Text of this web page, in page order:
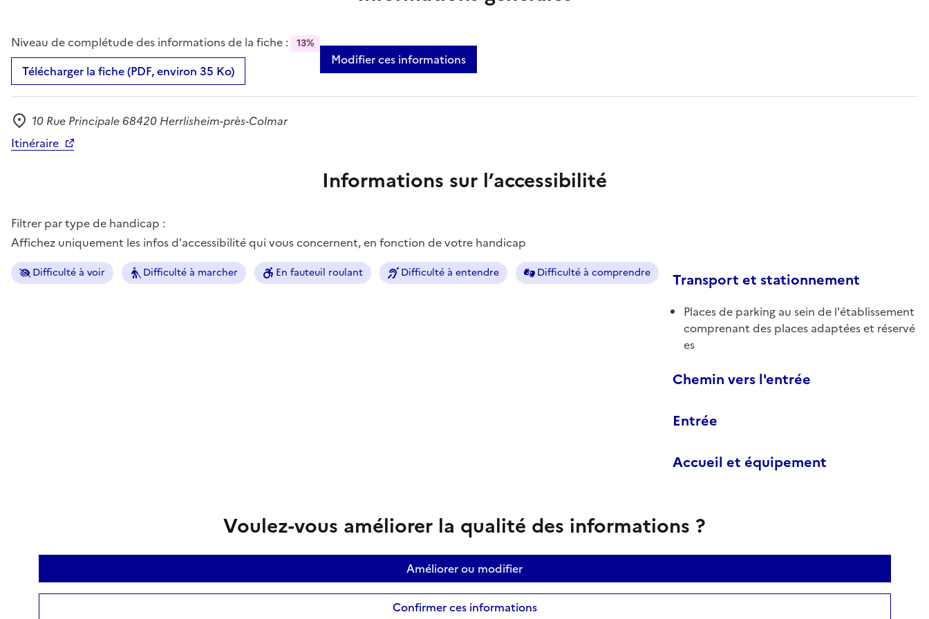
Niveau de complétude des informations de la fiche : 13%
Télécharger la fiche (PDF, environ 35 Ko)
Modifier ces informations
Adresse
10 Rue Principale 68420 Herrlisheim-près-Colmar
Itinéraire
Informations sur l’accessibilité
Filtrer par type de handicap :
Affichez uniquement les infos d'accessibilité qui vous concernent, en fonction de votre handicap
Difficulté à voir Difficulté à marcher En fauteuil roulant Difficulté à entendre Difficulté à comprendre Transport et stationnement
Places de parking au sein de l'établissement
comprenant des places adaptées et réservé
es
Chemin vers l'entrée
Entrée
Accueil et équipement
Voulez-vous améliorer la qualité des informations ?
Améliorer ou modifier
Confirmer ces informations